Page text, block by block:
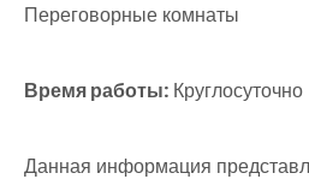
Переговорные комнаты
Время работы: Круглосуточно
Данная информация